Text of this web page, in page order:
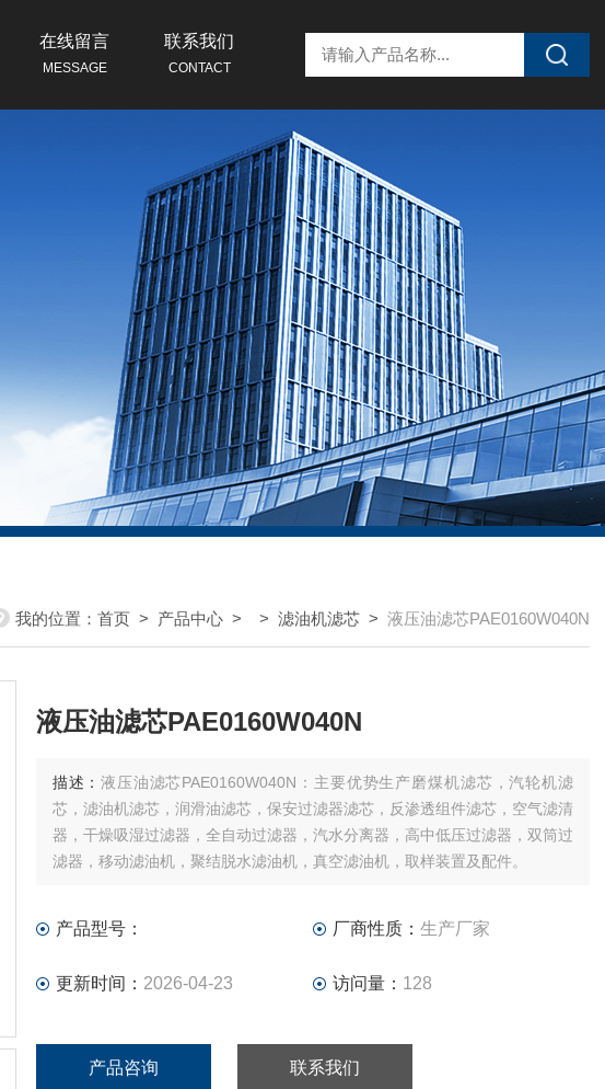
在线留言
MESSAGE
联系我们
CONTACT
我的位置： 首页 > 产品中心 > > 滤油机滤芯 > 液压油滤芯PAE0160W040N
液压油滤芯PAE0160W040N
描述： 液压油滤芯PAE0160W040N：主要优势生产磨煤机滤芯，汽轮机滤
芯，滤油机滤芯，润滑油滤芯，保安过滤器滤芯，反渗透组件滤芯，空气滤清
器，干燥吸湿过滤器，全自动过滤器，汽水分离器，高中低压过滤器，双筒过
滤器，移动滤油机，聚结脱水滤油机，真空滤油机，取样装置及配件。
产品型号： 厂商性质： 生产厂家
更新时间： 2026-04-23 访问量： 128
产品咨询 联系我们